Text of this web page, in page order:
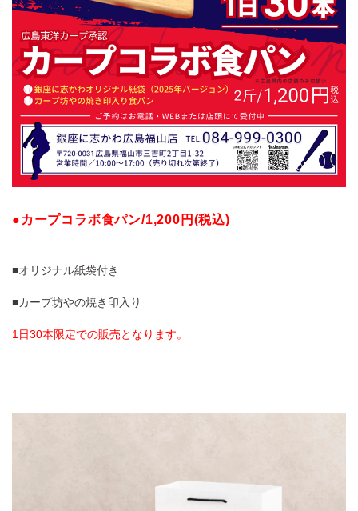
●カープコラボ食パン/1,200円(税込)
■オリジナル紙袋付き
■カープ坊やの焼き印入り
1日30本限定での販売となります。